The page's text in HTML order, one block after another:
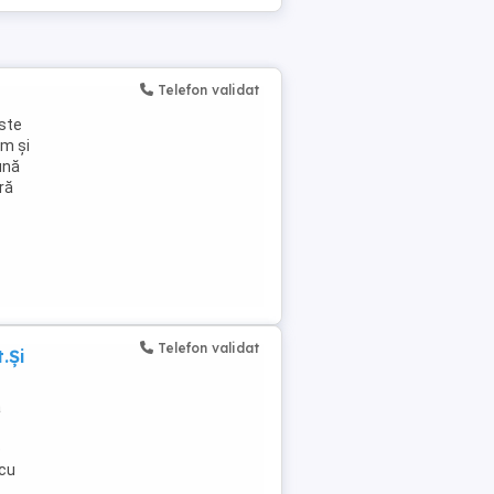
și
Telefon validat
Telefon validat